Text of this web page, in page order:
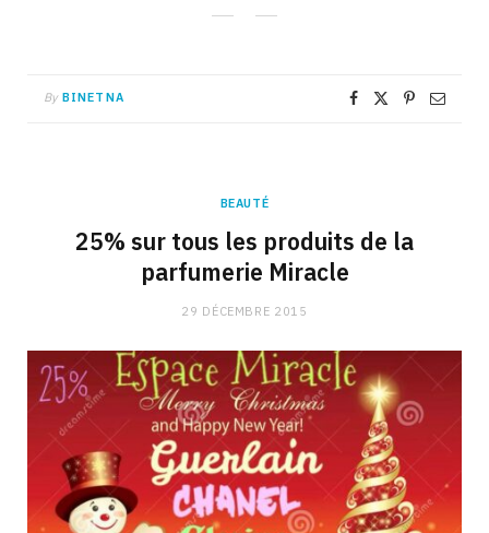
By BINETNA
BEAUTÉ
25% sur tous les produits de la
parfumerie Miracle
29 DÉCEMBRE 2015